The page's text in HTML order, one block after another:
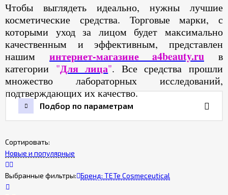
Бонусная
программа
Чтобы выглядеть идеально, нужны лучшие
косметические средства. Торговые марки, с
которыми уход за лицом будет максимально
качественным и эффективным, представлен
нашим интернет-магазине a4beauty.ru
в
категории "Для лица". Все средства прошли
множество лабораторных исследований,
подтверждающих их качество.
Подбор по параметрам
Сортировать:
Новые и популярные
Выбранные фильтры: Бренд: TETe Cosmeceutical